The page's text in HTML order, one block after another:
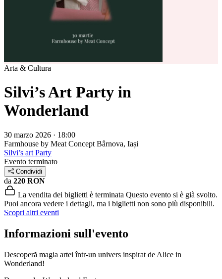
Arta & Cultura
Silvi’s Art Party in
Wonderland
30 marzo 2026 · 18:00
Farmhouse by Meat Concept Bârnova, Iași
Silvi’s art Party
Evento terminato
Condividi
da 220 RON
La vendita dei biglietti è terminata Questo evento si è già svolto.
Puoi ancora vedere i dettagli, ma i biglietti non sono più disponibili.
Scopri altri eventi
Informazioni sull'evento
Descoperă magia artei într-un univers inspirat de Alice in
Wonderland!